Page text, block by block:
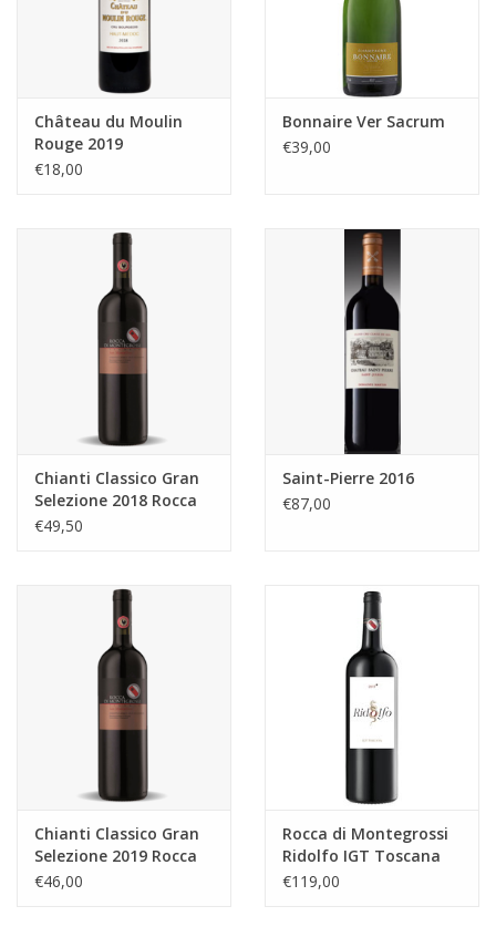
Château du Moulin
Rouge 2019
€18,00
Bonnaire Ver Sacrum
€39,00
Chianti Classico Gran
Selezione 2018 Rocca
di Montegrossi
€49,50
Saint-Pierre 2016
€87,00
Chianti Classico Gran
Selezione 2019 Rocca
di Montegrossi
€46,00
Rocca di Montegrossi
Ridolfo IGT Toscana
Rosso 2018 - 1,5l
€119,00